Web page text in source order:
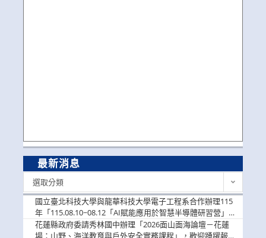
最新消息
選取分類
國立臺北科技大學與龍華科技大學電子工程系合作辦理115
年「115.08.10~08.12「AI賦能應用於智慧半導體研習營」，
歡迎學生踴躍報名參加
花蓮縣政府委請秀林國中辦理「2026面山面海論壇－花蓮
場：山野、海洋教育與戶外安全實務課程」，歡迎踴躍報名